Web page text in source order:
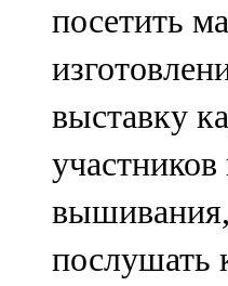
посетить
выставку
послушать